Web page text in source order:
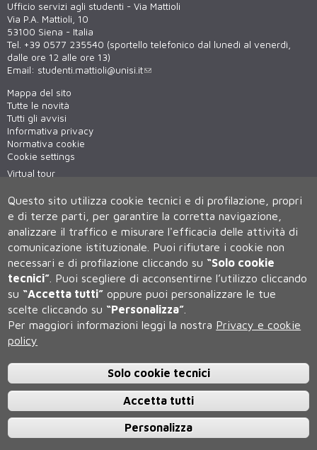
Ufficio servizi agli studenti - Via Mattioli
Via P.A. Mattioli, 10
53100 Siena - Italia
Tel. +39 0577 235540 (sportello telefonico dal lunedì al venerdì,
dalle ore 12 alle ore 13)
Email: studenti.mattioli@unisi.it
Mappa del sito
Tutte le novità
Tutti gli avvisi
Informativa privacy
Normativa cookie
Cookie settings
Virtual tour
Università degli Studi di Siena
Rettorato, via Banchi di Sotto 55, 53100 Siena ITALIA
P.IVA 00273530527 | C.F. 80002070524 | Caselle Pec: Posta
Elettronica Certificata
0577 235555 (dal lunedì al venerdì dalle 9.30 alle 10.30)
Questo sito utilizza cookie tecnici e di profilazione, propri
e di terze parti, per garantire la corretta navigazione,
analizzare il traffico e misurare l'efficacia delle attività di
comunicazione istituzionale. Puoi rifiutare i cookie non
necessari e di profilazione cliccando su “Solo cookie
tecnici” Puoi scegliere di acconsentirne l’utilizzo cliccando
su “Accetta tutti” oppure puoi personalizzare le tue
scelte cliccando su “Personalizza”
Per maggiori informazioni leggi la nostra Privacy e cookie
policy
Solo cookie tecnici
Accetta tutti
Personalizza